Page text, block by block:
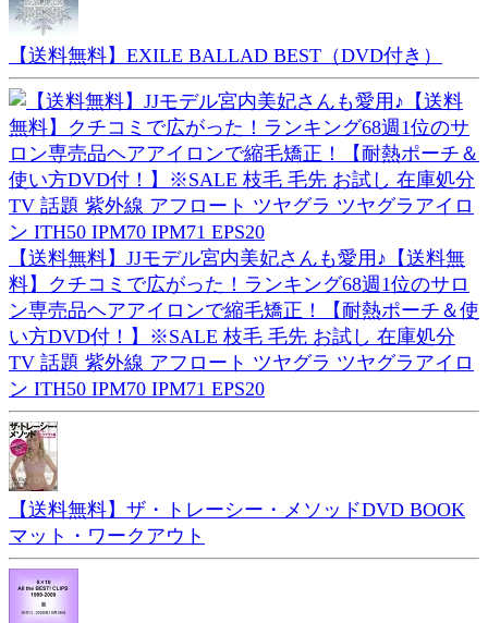
【送料無料】EXILE BALLAD BEST（DVD付き）
【送料無料】JJモデル宮内美妃さんも愛用♪【送料無
料】クチコミで広がった！ランキング68週1位のサロ
ン専売品ヘアアイロンで縮毛矯正！【耐熱ポーチ＆使
い方DVD付！】※SALE 枝毛 毛先 お試し 在庫処分
TV 話題 紫外線 アフロート ツヤグラ ツヤグラアイロ
ン ITH50 IPM70 IPM71 EPS20
【送料無料】ザ・トレーシー・メソッドDVD BOOK
マット・ワークアウト